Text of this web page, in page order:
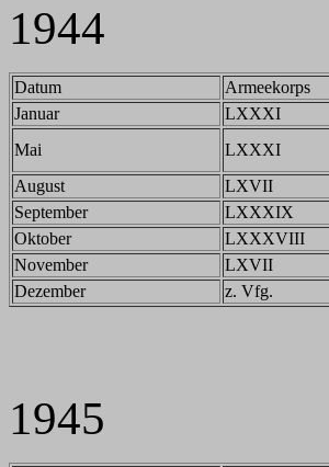
1944
Datum Armeekorps
Januar
LXXXI
Mai
LXXXI
August
LXVII
September
LXXXIX
Oktober
LXXXVIII
November
LXVII
Dezember
z. Vfg.
1945